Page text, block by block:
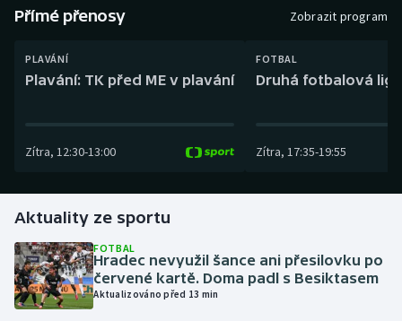
Dostihy
Futsal
Gymnastika
Házená
Přímé přenosy Zobrazit program
PLAVÁNÍ
Plavání: TK před ME v plavání
Zítra, 12:30-13:00
FOTBAL
Druhá fotbalová
Zítra, 17:35-19:55
Aktuality ze sportu
FOTBAL
Hradec nevyužil šance ani přesilovku po
červené kartě. Doma padl s Besiktasem
Aktualizováno před 13 min